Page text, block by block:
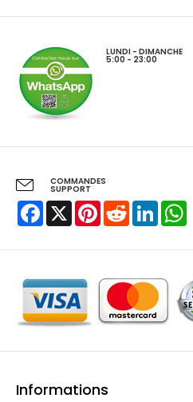
LUNDI - DIMANCHE
5:00 - 23:00
COMMANDES
SUPPORT
Facebook
X PinterestRedditLinkedIn
Informations